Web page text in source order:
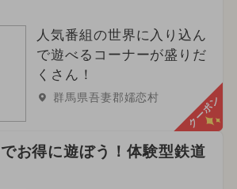
人気番組の世界に入り込ん
で遊べるコーナーが盛りだ
くさん！
群馬県吾妻郡嬬恋村 クーポン
お得に遊ぼう！体験型鉄道